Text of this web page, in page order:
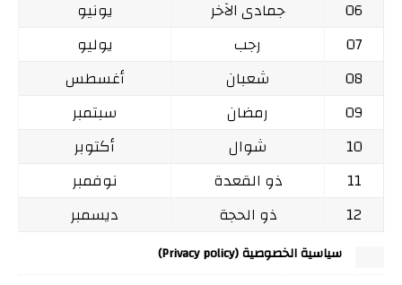
06
جمادى الآخر
يونيو
07
رجب
يوليو
08
شعبان
أغسطس
09
رمضان
سبتمبر
10
شوال
أكتوبر
11
ذو القعدة
نوفمبر
12
ذو الحجة ديسمبر
سياسية الخصوصية (Privacy policy)